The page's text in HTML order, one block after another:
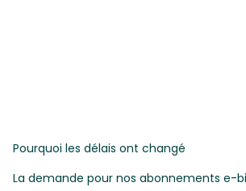
Pourquoi les délais ont changé
La demande pour nos abonnements e-